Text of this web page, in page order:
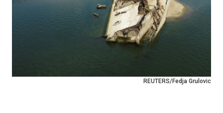
REUTERS/Fedja Grulovic